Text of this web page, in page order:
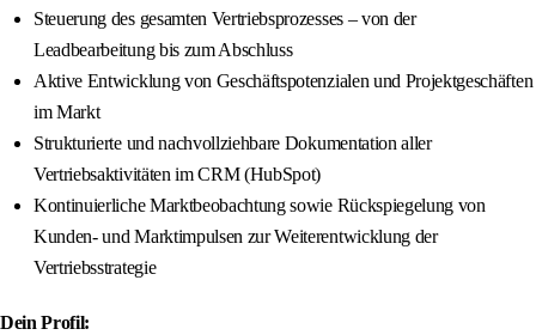
Steuerung des gesamten Vertriebsprozesses – von der
Leadbearbeitung bis zum Abschluss
Aktive Entwicklung von Geschäftspotenzialen und Projektgeschäften
im Markt
Strukturierte und nachvollziehbare Dokumentation aller
Vertriebsaktivitäten im CRM (HubSpot)
Kontinuierliche Marktbeobachtung sowie Rückspiegelung von
Kunden- und Marktimpulsen zur Weiterentwicklung der
Vertriebsstrategie
Dein Profil: